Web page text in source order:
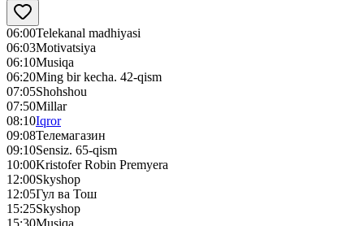
06:00Telekanal madhiyasi
06:03Motivatsiya
06:10Musiqa
06:20Ming bir kecha. 42-qism
07:05Shohshou
07:50Millar
08:10Iqror
09:08Телемагазин
09:10Sensiz. 65-qism
10:00Kristofer Robin Premyera
12:00Skyshop
12:05Гул ва Тош
15:25Skyshop